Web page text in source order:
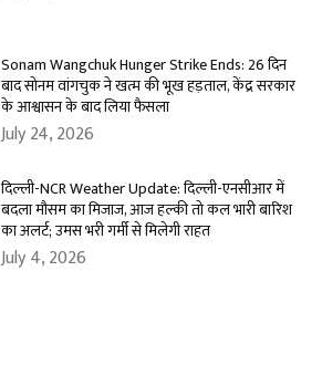
Sonam Wangchuk Hunger Strike Ends: 26 दिन
बाद सोनम वांगचुक ने खत्म की भूख हड़ताल, केंद्र सरकार
के आश्वासन के बाद लिया फैसला
July 24, 2026
दिल्ली-NCR Weather Update: दिल्ली-एनसीआर में
बदला मौसम का मिजाज, आज हल्की तो कल भारी बारिश
का अलर्ट; उमस भरी गर्मी से मिलेगी राहत
July 4, 2026